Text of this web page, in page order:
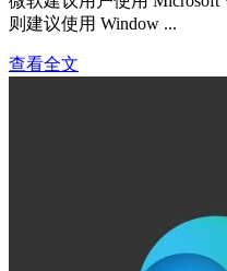
则建议使用 Window ...
查看全文